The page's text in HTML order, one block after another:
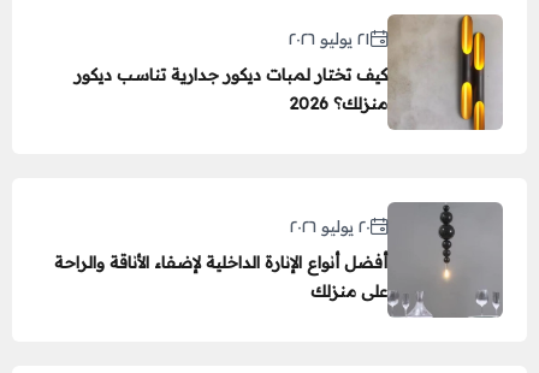
٢١ يوليو ٢٠٢٦
كيف تختار لمبات ديكور جدارية تناسب ديكور
منزلك؟ 2026
٢٠ يوليو ٢٠٢٦
أفضل أنواع الإنارة الداخلية لإضفاء الأناقة والراحة
على منزلك